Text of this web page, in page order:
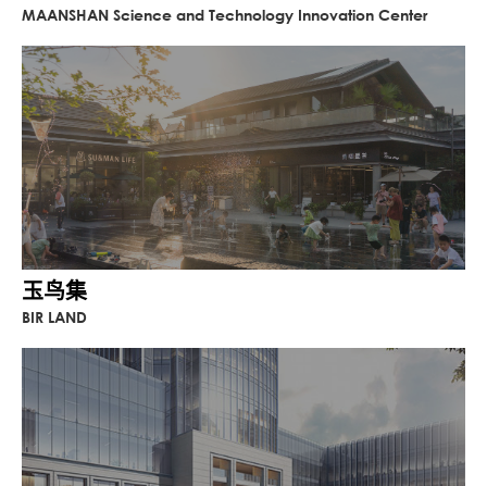
MAANSHAN Science and Technology Innovation Center
玉鸟集
BIR LAND